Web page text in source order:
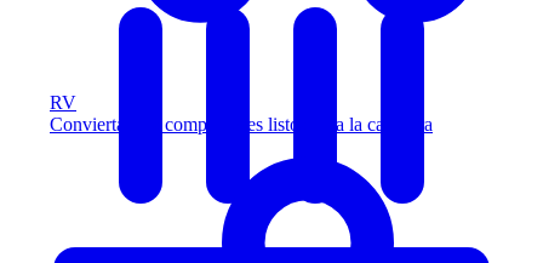
RV
Convierta más compradores listos para la carretera